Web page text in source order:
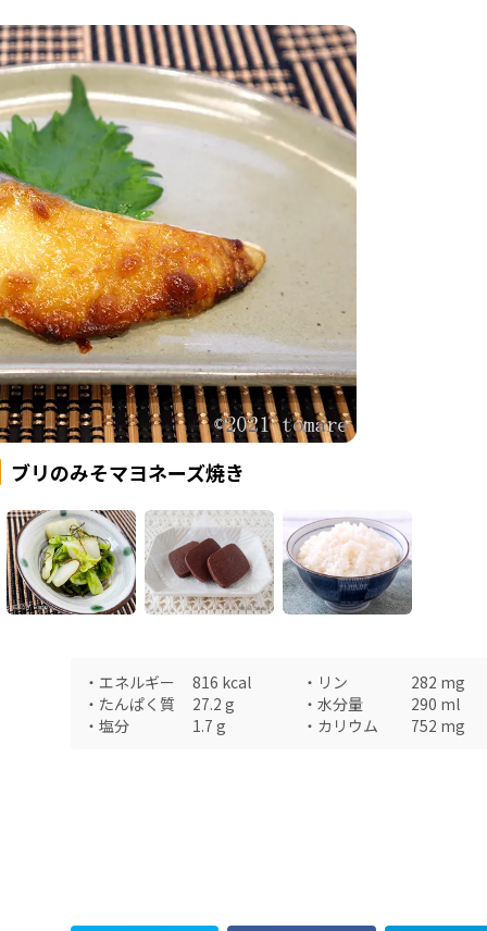
ブリのみそマヨネーズ焼き
・ エネルギー 816 kcal ・ リン 282 mg
・ たんぱく質 27.2 g ・ 水分量 290 ml
・ 塩分 1.7 g ・ カリウム 752 mg